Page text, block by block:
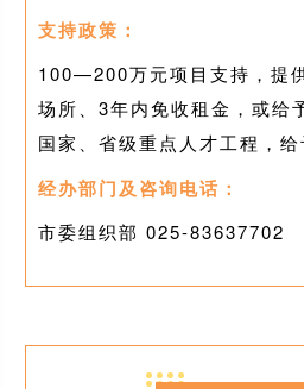
支持政策：
100—200万元项目支持，提
场所、3年内免收租金，或给
国家、省级重点人才工程，
经办部门及咨询电话：
市委组织部 025-83637702